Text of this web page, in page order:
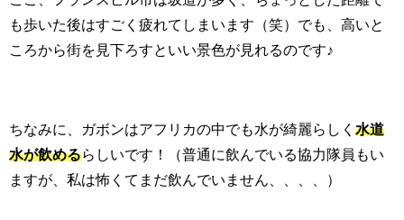
も歩いた後はすごく疲れてしまいます（笑）でも、高いと
ころから街を見下ろすといい景色が見れるのです♪
ちなみに、ガボンはアフリカの中でも水が綺麗らしく 水道
水が飲めるらしいです！（普通に飲んでいる協力隊員もい
ますが、私は怖くてまだ飲んでいません、、、、）